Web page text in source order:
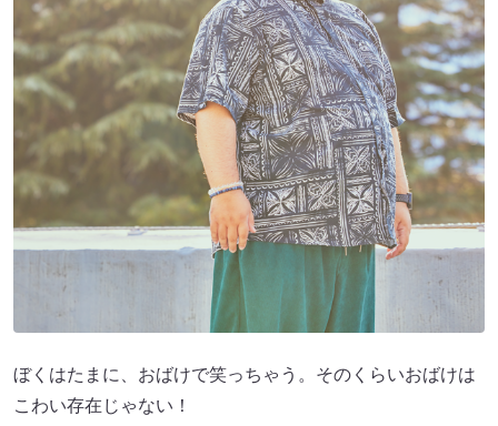
ぼくはたまに、おばけで笑っちゃう。そのくらいおばけは
こわい存在じゃない！